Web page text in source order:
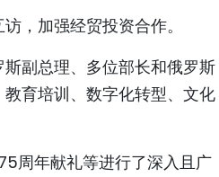
，加强经贸投资合作。
副总理、多位部长和俄罗斯
育培训、数字化转型、文化
周年献礼等进行了深入且广